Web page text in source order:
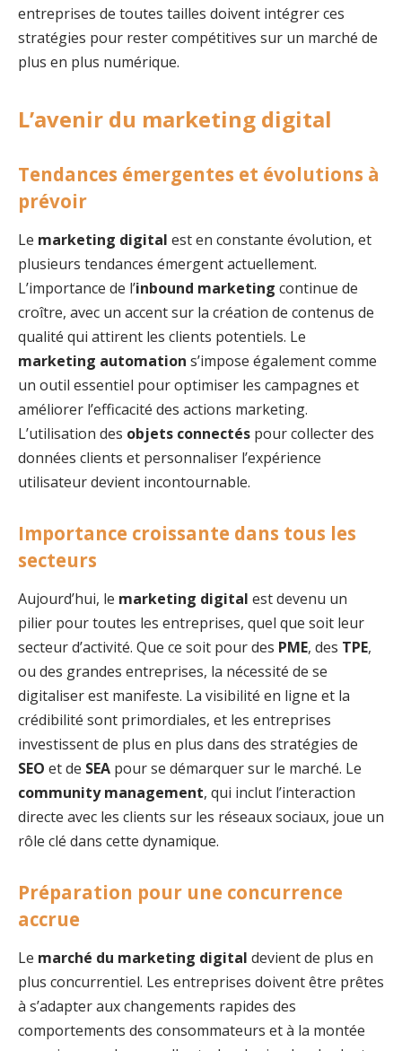
entreprises de toutes tailles doivent intégrer ces
stratégies pour rester compétitives sur un marché de
plus en plus numérique.
L’avenir du marketing digital
Tendances émergentes et évolutions à
prévoir
Le marketing digital est en constante évolution, et
plusieurs tendances émergent actuellement.
L’importance de l’inbound marketing continue de
croître, avec un accent sur la création de contenus de
qualité qui attirent les clients potentiels. Le
marketing automation s’impose également comme
un outil essentiel pour optimiser les campagnes et
améliorer l’efficacité des actions marketing.
L’utilisation des objets connectés pour collecter des
données clients et personnaliser l’expérience
utilisateur devient incontournable.
Importance croissante dans tous les
secteurs
Aujourd’hui, le marketing digital est devenu un
pilier pour toutes les entreprises, quel que soit leur
secteur d’activité. Que ce soit pour des PME, des TPE,
ou des grandes entreprises, la nécessité de se
digitaliser est manifeste. La visibilité en ligne et la
crédibilité sont primordiales, et les entreprises
investissent de plus en plus dans des stratégies de
SEO et de SEA pour se démarquer sur le marché. Le
community management, qui inclut l’interaction
directe avec les clients sur les réseaux sociaux, joue un
rôle clé dans cette dynamique.
Préparation pour une concurrence
accrue
Le marché du marketing digital devient de plus en
plus concurrentiel. Les entreprises doivent être prêtes
à s’adapter aux changements rapides des
comportements des consommateurs et à la montée